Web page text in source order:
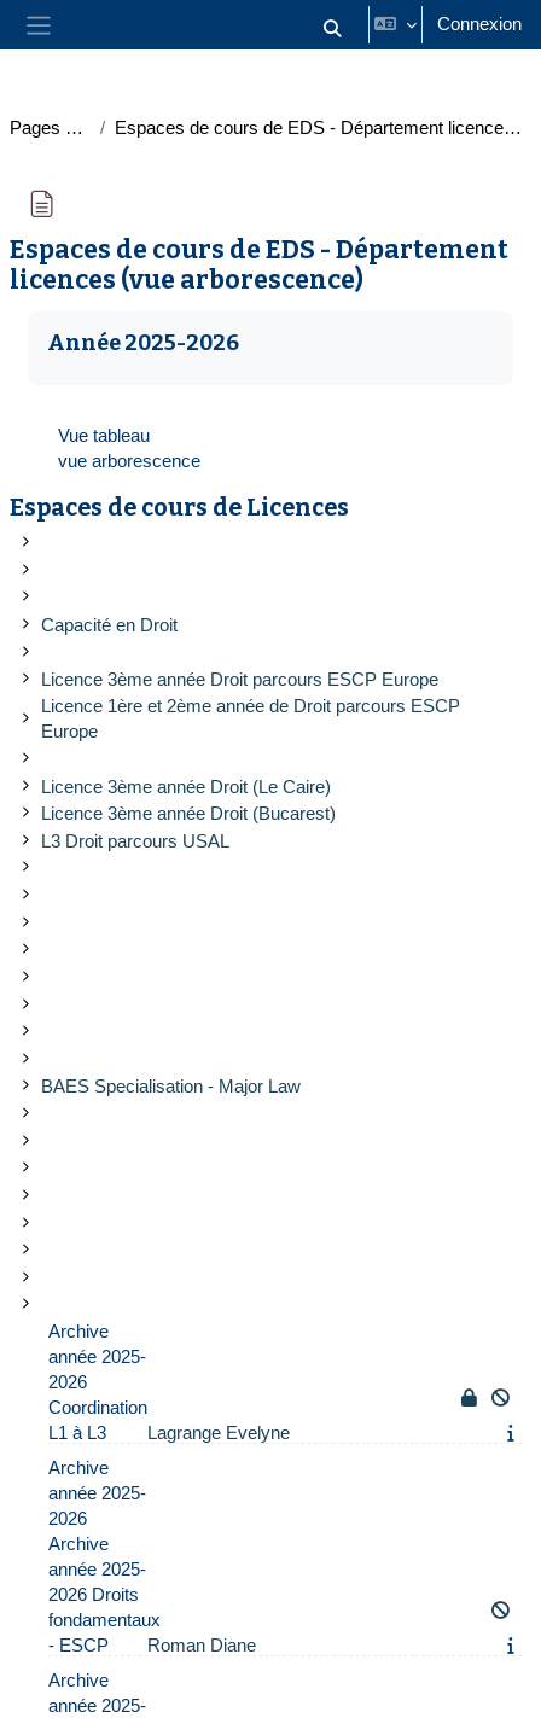
Panneau latéral Activer/désactiver la saisie
Connexion
Pages du site Espaces de cours de EDS - Département licences (vue arborescence)
Espaces de cours de EDS - Département
licences (vue arborescence)
Année 2025-2026
Vue tableau
vue arborescence
Espaces de cours de Licences
Capacité en Droit
Licence 3ème année Droit parcours ESCP Europe
Licence 1ère et 2ème année de Droit parcours ESCP
Europe
Licence 3ème année Droit (Le Caire)
Licence 3ème année Droit (Bucarest)
L3 Droit parcours USAL
BAES Specialisation - Major Law
Archive
année 2025-
2026
Coordination
L1 à L3
Lagrange Evelyne
Archive
année 2025-
2026
Archive
année 2025-
2026 Droits
fondamentaux
- ESCP
Roman Diane
Archive
année 2025-